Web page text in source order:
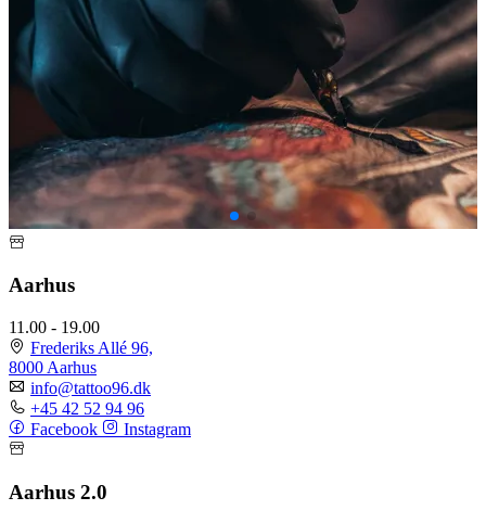
Aarhus
11.00 - 19.00
Frederiks Allé 96,
8000 Aarhus
info@tattoo96.dk
+45 42 52 94 96
Facebook
Instagram
Aarhus 2.0